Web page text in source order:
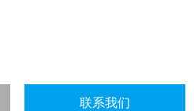
联系我们